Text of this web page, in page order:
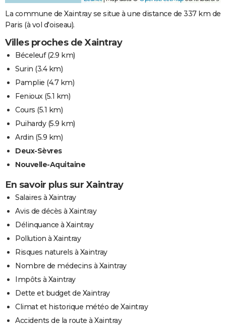
La commune de Xaintray se situe à une distance de 337 km de
Paris (à vol d'oiseau).
Villes proches de Xaintray
Béceleuf(2.9 km)
Surin (3.4 km)
Pamplie (4.7 km)
Fenioux(5.1 km)
Cours (5.1 km)
Puihardy(5.9 km)
Ardin (5.9 km)
Deux-Sèvres
Nouvelle-Aquitaine
En savoir plus sur Xaintray
Salaires à Xaintray
Avis de décès à Xaintray
Délinquance à Xaintray
Pollution à Xaintray
Risques naturels à Xaintray
Nombre de médecins à Xaintray
Impôts à Xaintray
Dette et budget de Xaintray
Climat et historique météo de Xaintray
Accidents de la route à Xaintray